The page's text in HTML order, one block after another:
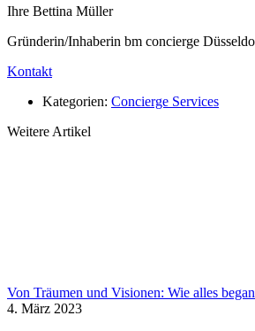
Ihre Bettina Müller
Gründerin/Inhaberin bm concierge
Kontakt
Kategorien: Concierge Services
Weitere Artikel
Von Träumen und Visionen: Wie alles
4. März 2023